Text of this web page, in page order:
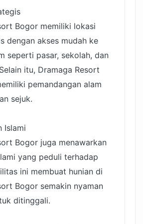
Bogor memiliki lokasi
dengan akses mudah ke
seperti pasar, sekolah, dan
itu, Dramaga Resort
pemandangan alam
sejuk.
Islami
Bogor juga menawarkan
yang peduli terhadap
ini membuat hunian di
Bogor semakin nyaman
ditinggali.